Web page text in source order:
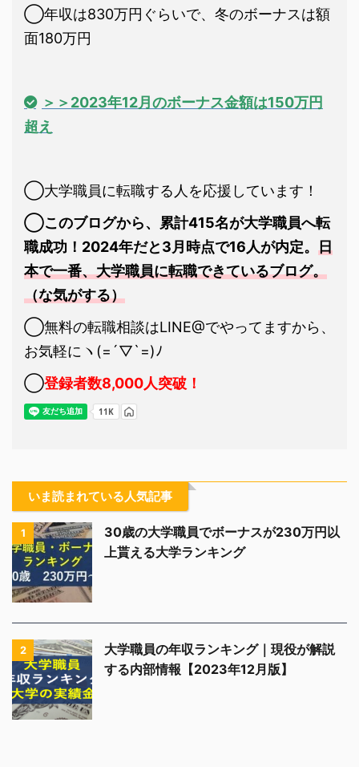
◯年収は830万円ぐらいで、冬のボーナスは額
面180万円
＞＞2023年12月のボーナス金額は150万円
超え
◯大学職員に転職する人を応援しています！
◯このブログから、累計415名が大学職員へ転
職成功！2024年だと3月時点で16人が内定。 日
本で一番、大学職員に転職できているブログ。
（な気がする）
◯無料の転職相談はLINE@でやってますから、
お気軽にヽ(=´▽`=)ﾉ
◯登録者数8,000人突破！
いま読まれている人気記事
1
30歳の大学職員でボーナスが230万円以
上貰える大学ランキング
2
大学職員の年収ランキング｜現役が解説
する内部情報【2023年12月版】